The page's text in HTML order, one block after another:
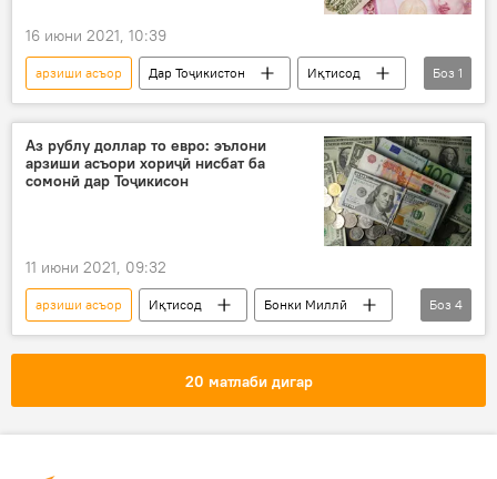
16 июни 2021, 10:39
арзиши асъор Дар Тоҷикистон
Иқтисод
рубл
Боз 1
Аз рублу доллар то евро: эълони
арзиши асъори хориҷӣ нисбат ба
сомонӣ дар Тоҷикисон
11 июни 2021, 09:32
арзиши асъор Иқтисод
Бонки Миллӣ
рубл
сомонӣ
доллар
Боз 4
20 матлаби дигар